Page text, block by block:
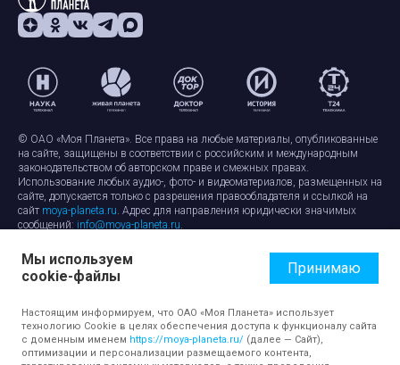
© ОАО «Моя Планета». Все права на любые материалы, опубликованные
на сайте, защищены в соответствии с российским и международным
законодательством об авторском праве и смежных правах.
Использование любых аудио-, фото- и видеоматериалов, размещенных на
сайте, допускается только с разрешения правообладателя и ссылкой на
сайт moya-planeta.ru. Адрес для направления юридически значимых
сообщений: info@moya-planeta.ru.
Правила сайтаРабота с cookie-файлами
Защита персональных данных
Обработка персональных данных
Мы используем
cookie-файлы
Принимаю
Настоящим информируем, что ОАО «Моя Планета» использует
технологию Cookie в целях обеспечения доступа к функционалу сайта
с доменным именем https://moya-planeta.ru/ (далее — Сайт),
оптимизации и персонализации размещаемого контента,